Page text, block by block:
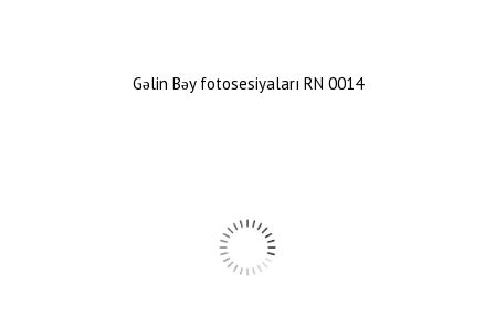
Gəlin Bəy fotosesiyaları RN 0014